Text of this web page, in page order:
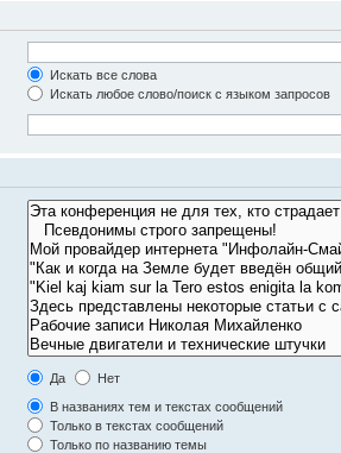
Искать все слова
Искать любое слово/поиск с языком запросов
Да
Нет
В названиях тем и текстах сообщений
Только в текстах сообщений
Только по названию темы